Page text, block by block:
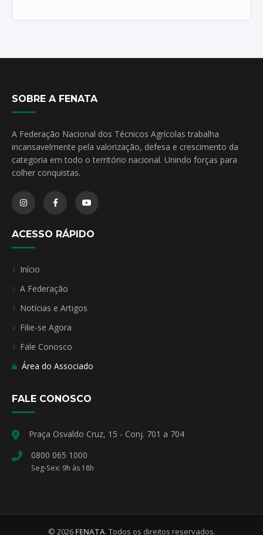
SOBRE A FENATA
A Federação Nacional dos Técnicos Agrícolas trabalha
incansavelmente pela valorização, defesa e crescimento da
categoria em todo o território nacional. Unindo forças para
colher conquistas.
ACESSO RÁPIDO
Início
A Federação
Notícias e Artigos
Filie-se Agora
Fale Conosco
Área do Associado
FALE CONOSCO
Praça Osvaldo Cruz, 15 - Conj. 701 a 704
0800 065 1000
Seg-Sex: 9h às 18h
© 2026 FENATA. Todos os direitos reservados.